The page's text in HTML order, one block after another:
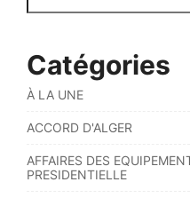
Catégories
À LA UNE
ACCORD D'ALGER
AFFAIRES DES
PRESIDENTIELLE